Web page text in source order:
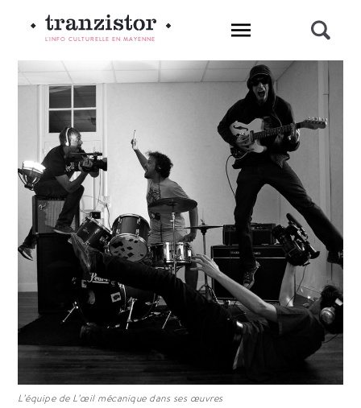
L'INFO CULTURELLE EN MAYENNE
L’équipe de L’œil mécanique dans ses œuvres